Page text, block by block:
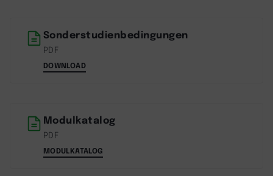
Sonderstudienbedingungen
PDF
DOWNLOAD
Modulkatalog
PDF
MODULKATALOG